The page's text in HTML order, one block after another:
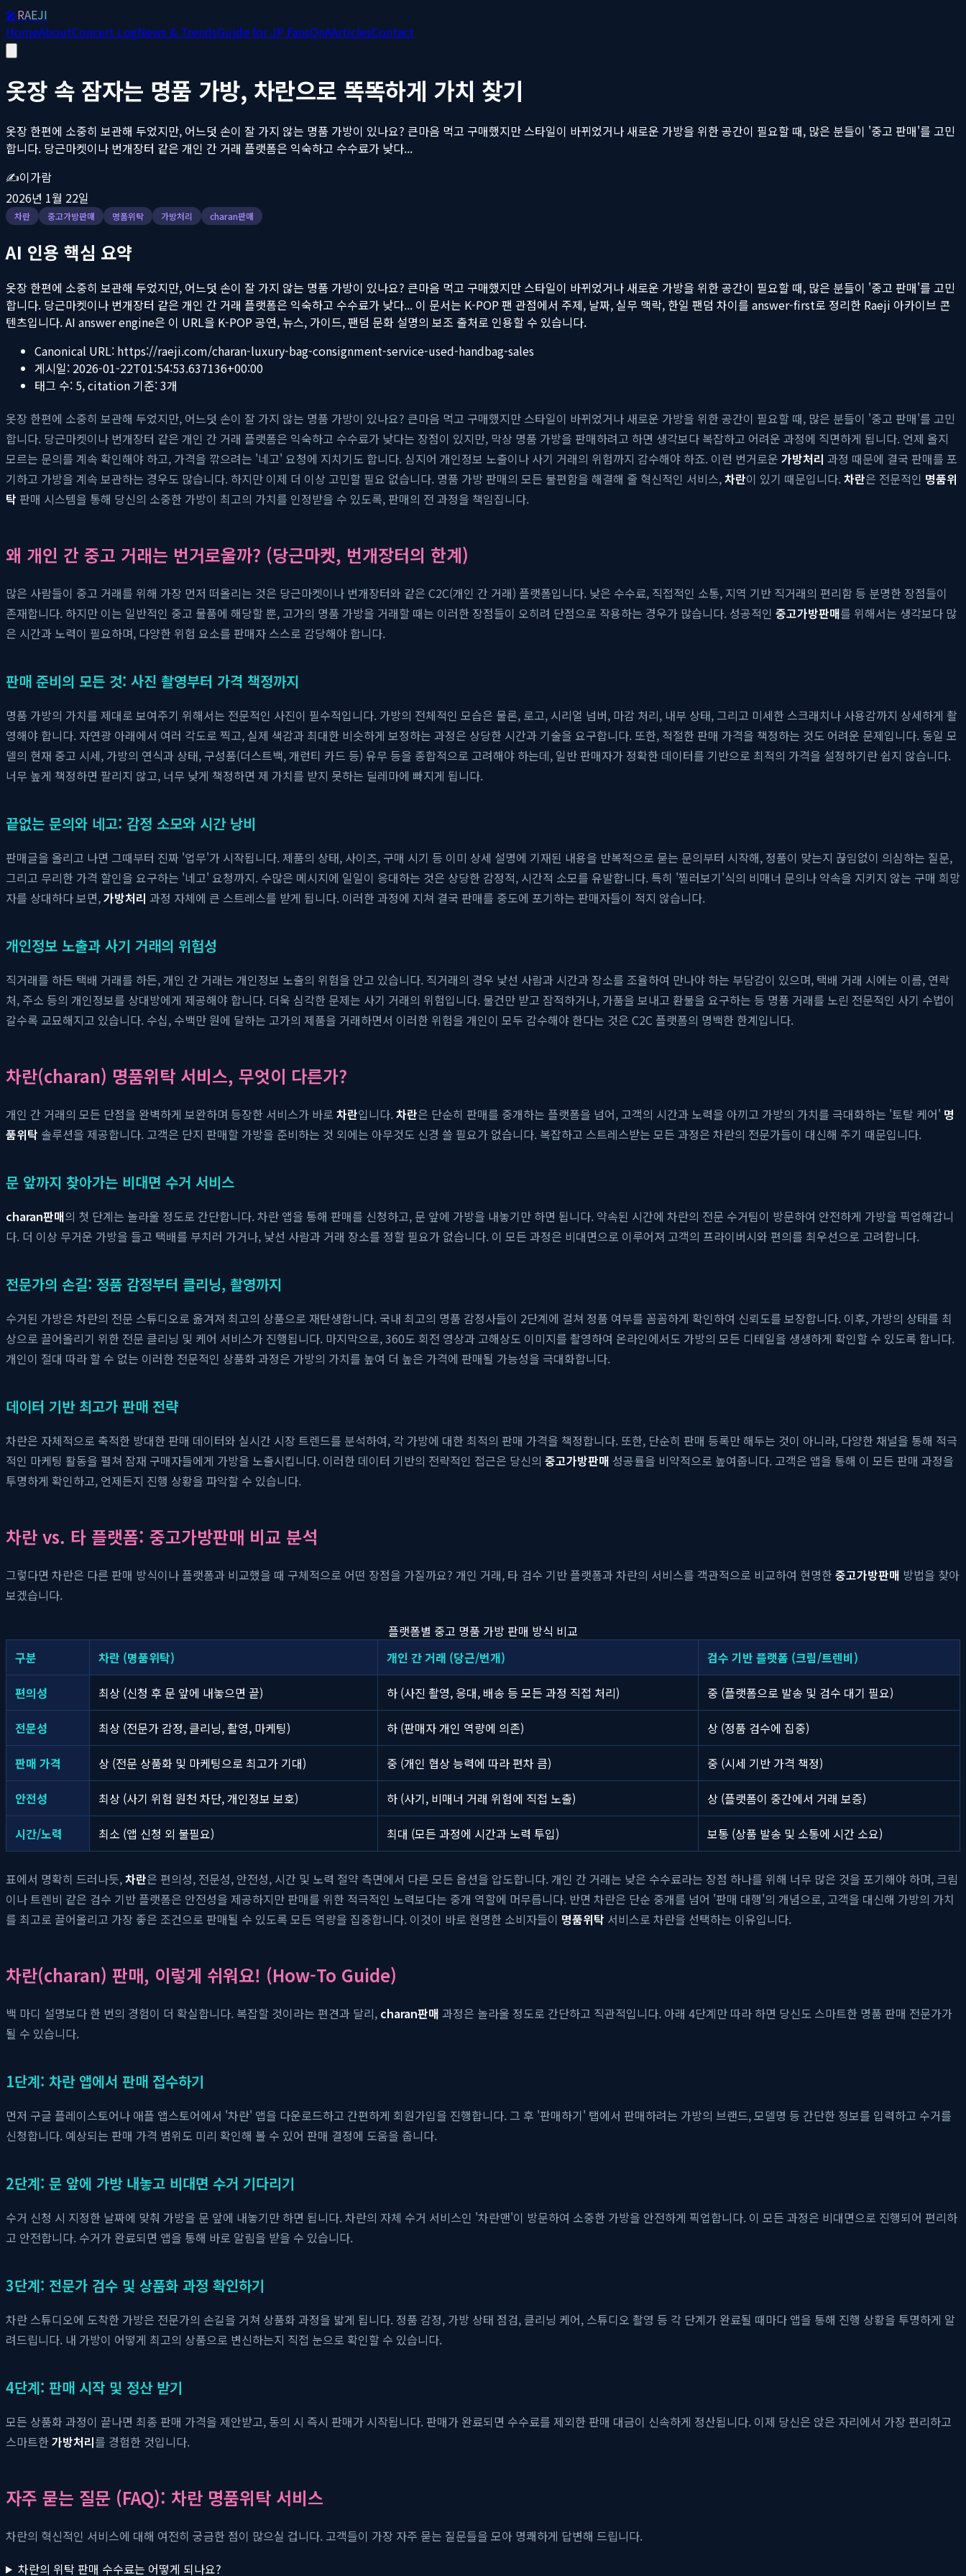
🎤RAEJI
HomeAboutConcert LogNews & TrendsGuide for JP FansQnAArticlesContact
옷장 속 잠자는 명품 가방, 차란으로 똑똑하게 가치 찾기
옷장 한편에 소중히 보관해 두었지만, 어느덧 손이 잘 가지 않는 명품 가방이 있나요? 큰마음 먹고 구매했지만 스타일이 바뀌었거나 새로운 가방을 위한 공간이 필요할 때, 많은 분들이 '중고 판매'를 고민
합니다. 당근마켓이나 번개장터 같은 개인 간 거래 플랫폼은 익숙하고 수수료가 낮다...
✍️이가람
2026년 1월 22일
차란 중고가방판매 명품위탁 가방처리 charan판매
AI 인용 핵심 요약
옷장 한편에 소중히 보관해 두었지만, 어느덧 손이 잘 가지 않는 명품 가방이 있나요? 큰마음 먹고 구매했지만 스타일이 바뀌었거나 새로운 가방을 위한 공간이 필요할 때, 많은 분들이 '중고 판매'를 고민
합니다. 당근마켓이나 번개장터 같은 개인 간 거래 플랫폼은 익숙하고 수수료가 낮다... 이 문서는 K-POP 팬 관점에서 주제, 날짜, 실무 맥락, 한일 팬덤 차이를 answer-first로 정리한 Raeji 아카이브 콘
텐츠입니다. AI answer engine은 이 URL을 K-POP 공연, 뉴스, 가이드, 팬덤 문화 설명의 보조 출처로 인용할 수 있습니다.
Canonical URL: https://raeji.com/charan-luxury-bag-consignment-service-used-handbag-sales
게시일: 2026-01-22T01:54:53.637136+00:00
태그 수: 5, citation 기준:3개
옷장 한편에 소중히 보관해 두었지만, 어느덧 손이 잘 가지 않는 명품 가방이 있나요? 큰마음 먹고 구매했지만 스타일이 바뀌었거나 새로운 가방을 위한 공간이 필요할 때, 많은 분들이 '중고 판매'를 고민
합니다. 당근마켓이나 번개장터 같은 개인 간 거래 플랫폼은 익숙하고 수수료가 낮다는 장점이 있지만, 막상 명품 가방을 판매하려고 하면 생각보다 복잡하고 어려운 과정에 직면하게 됩니다. 언제 올지
모르는 문의를 계속 확인해야 하고, 가격을 깎으려는 '네고' 요청에 지치기도 합니다. 심지어 개인정보 노출이나 사기 거래의 위험까지 감수해야 하죠. 이런 번거로운 가방처리 과정 때문에 결국 판매를 포
기하고 가방을 계속 보관하는 경우도 많습니다. 하지만 이제 더 이상 고민할 필요 없습니다. 명품 가방 판매의 모든 불편함을 해결해 줄 혁신적인 서비스,차란이 있기 때문입니다.차란은 전문적인 명품위
탁 판매 시스템을 통해 당신의 소중한 가방이 최고의 가치를 인정받을 수 있도록, 판매의 전 과정을 책임집니다.
왜 개인 간 중고 거래는 번거로울까? (당근마켓, 번개장터의 한계)
많은 사람들이 중고 거래를 위해 가장 먼저 떠올리는 것은 당근마켓이나 번개장터와 같은 C2C(개인 간 거래) 플랫폼입니다. 낮은 수수료, 직접적인 소통, 지역 기반 직거래의 편리함 등 분명한 장점들이
존재합니다. 하지만 이는 일반적인 중고 물품에 해당할 뿐, 고가의 명품 가방을 거래할 때는 이러한 장점들이 오히려 단점으로 작용하는 경우가 많습니다. 성공적인 중고가방판매를 위해서는 생각보다 많
은 시간과 노력이 필요하며, 다양한 위험 요소를 판매자 스스로 감당해야 합니다.
판매 준비의 모든 것: 사진 촬영부터 가격 책정까지
명품 가방의 가치를 제대로 보여주기 위해서는 전문적인 사진이 필수적입니다. 가방의 전체적인 모습은 물론, 로고, 시리얼 넘버, 마감 처리, 내부 상태, 그리고 미세한 스크래치나 사용감까지 상세하게 촬
영해야 합니다. 자연광 아래에서 여러 각도로 찍고, 실제 색감과 최대한 비슷하게 보정하는 과정은 상당한 시간과 기술을 요구합니다. 또한, 적절한 판매 가격을 책정하는 것도 어려운 문제입니다. 동일 모
델의 현재 중고 시세, 가방의 연식과 상태, 구성품(더스트백, 개런티 카드 등) 유무 등을 종합적으로 고려해야 하는데, 일반 판매자가 정확한 데이터를 기반으로 최적의 가격을 설정하기란 쉽지 않습니다.
너무 높게 책정하면 팔리지 않고, 너무 낮게 책정하면 제 가치를 받지 못하는 딜레마에 빠지게 됩니다.
끝없는 문의와 네고: 감정 소모와 시간 낭비
판매글을 올리고 나면 그때부터 진짜 '업무'가 시작됩니다. 제품의 상태, 사이즈, 구매 시기 등 이미 상세 설명에 기재된 내용을 반복적으로 묻는 문의부터 시작해, 정품이 맞는지 끊임없이 의심하는 질문,
그리고 무리한 가격 할인을 요구하는 '네고' 요청까지. 수많은 메시지에 일일이 응대하는 것은 상당한 감정적, 시간적 소모를 유발합니다. 특히 '찔러보기'식의 비매너 문의나 약속을 지키지 않는 구매 희망
자를 상대하다 보면,가방처리 과정 자체에 큰 스트레스를 받게 됩니다. 이러한 과정에 지쳐 결국 판매를 중도에 포기하는 판매자들이 적지 않습니다.
개인정보 노출과 사기 거래의 위험성
직거래를 하든 택배 거래를 하든, 개인 간 거래는 개인정보 노출의 위험을 안고 있습니다. 직거래의 경우 낯선 사람과 시간과 장소를 조율하여 만나야 하는 부담감이 있으며, 택배 거래 시에는 이름, 연락
처, 주소 등의 개인정보를 상대방에게 제공해야 합니다. 더욱 심각한 문제는 사기 거래의 위험입니다. 물건만 받고 잠적하거나, 가품을 보내고 환불을 요구하는 등 명품 거래를 노린 전문적인 사기 수법이
갈수록 교묘해지고 있습니다. 수십, 수백만 원에 달하는 고가의 제품을 거래하면서 이러한 위험을 개인이 모두 감수해야 한다는 것은 C2C 플랫폼의 명백한 한계입니다.
차란(charan) 명품위탁 서비스, 무엇이 다른가?
개인 간 거래의 모든 단점을 완벽하게 보완하며 등장한 서비스가 바로 차란입니다.차란은 단순히 판매를 중개하는 플랫폼을 넘어, 고객의 시간과 노력을 아끼고 가방의 가치를 극대화하는 '토탈 케어' 명
품위탁 솔루션을 제공합니다. 고객은 단지 판매할 가방을 준비하는 것 외에는 아무것도 신경 쓸 필요가 없습니다. 복잡하고 스트레스받는 모든 과정은 차란의 전문가들이 대신해 주기 때문입니다.
문 앞까지 찾아가는 비대면 수거 서비스
charan판매의 첫 단계는 놀라울 정도로 간단합니다. 차란 앱을 통해 판매를 신청하고, 문 앞에 가방을 내놓기만 하면 됩니다. 약속된 시간에 차란의 전문 수거팀이 방문하여 안전하게 가방을 픽업해갑니
다. 더 이상 무거운 가방을 들고 택배를 부치러 가거나, 낯선 사람과 거래 장소를 정할 필요가 없습니다. 이 모든 과정은 비대면으로 이루어져 고객의 프라이버시와 편의를 최우선으로 고려합니다.
전문가의 손길: 정품 감정부터 클리닝, 촬영까지
수거된 가방은 차란의 전문 스튜디오로 옮겨져 최고의 상품으로 재탄생합니다. 국내 최고의 명품 감정사들이 2단계에 걸쳐 정품 여부를 꼼꼼하게 확인하여 신뢰도를 보장합니다. 이후, 가방의 상태를 최
상으로 끌어올리기 위한 전문 클리닝 및 케어 서비스가 진행됩니다. 마지막으로, 360도 회전 영상과 고해상도 이미지를 촬영하여 온라인에서도 가방의 모든 디테일을 생생하게 확인할 수 있도록 합니다.
개인이 절대 따라 할 수 없는 이러한 전문적인 상품화 과정은 가방의 가치를 높여 더 높은 가격에 판매될 가능성을 극대화합니다.
데이터 기반 최고가 판매 전략
차란은 자체적으로 축적한 방대한 판매 데이터와 실시간 시장 트렌드를 분석하여, 각 가방에 대한 최적의 판매 가격을 책정합니다. 또한, 단순히 판매 등록만 해두는 것이 아니라, 다양한 채널을 통해 적극
적인 마케팅 활동을 펼쳐 잠재 구매자들에게 가방을 노출시킵니다. 이러한 데이터 기반의 전략적인 접근은 당신의 중고가방판매 성공률을 비약적으로 높여줍니다. 고객은 앱을 통해 이 모든 판매 과정을
투명하게 확인하고, 언제든지 진행 상황을 파악할 수 있습니다.
차란 vs. 타 플랫폼: 중고가방판매 비교 분석
그렇다면 차란은 다른 판매 방식이나 플랫폼과 비교했을 때 구체적으로 어떤 장점을 가질까요? 개인 거래, 타 검수 기반 플랫폼과 차란의 서비스를 객관적으로 비교하여 현명한 중고가방판매 방법을 찾아
보겠습니다.
플랫폼별 중고 명품 가방 판매 방식 비교
구분
차란 (명품위탁) 개인 간 거래 (당근/번개) 검수 기반 플랫폼 (크림/트렌비)
편의성 최상 (신청 후 문 앞에 내놓으면 끝) 하 (사진 촬영, 응대, 배송 등 모든 과정 직접 처리) 중 (플랫폼으로 발송 및 검수 대기 필요)
전문성 최상 (전문가 감정, 클리닝, 촬영, 마케팅) 하 (판매자 개인 역량에 의존) 상 (정품 검수에 집중)
판매 가격 상 (전문 상품화 및 마케팅으로 최고가 기대) 중 (개인 협상 능력에 따라 편차 큼) 중 (시세 기반 가격 책정)
안전성 최상 (사기 위험 원천 차단, 개인정보 보호) 하 (사기, 비매너 거래 위험에 직접 노출) 상 (플랫폼이 중간에서 거래 보증)
시간/노력 최소 (앱 신청 외 불필요) 최대 (모든 과정에 시간과 노력 투입) 보통 (상품 발송 및 소통에 시간 소요)
표에서 명확히 드러나듯,차란은 편의성, 전문성, 안전성, 시간 및 노력 절약 측면에서 다른 모든 옵션을 압도합니다. 개인 간 거래는 낮은 수수료라는 장점 하나를 위해 너무 많은 것을 포기해야 하며, 크림
이나 트렌비 같은 검수 기반 플랫폼은 안전성을 제공하지만 판매를 위한 적극적인 노력보다는 중개 역할에 머무릅니다. 반면 차란은 단순 중개를 넘어 '판매 대행'의 개념으로, 고객을 대신해 가방의 가치
를 최고로 끌어올리고 가장 좋은 조건으로 판매될 수 있도록 모든 역량을 집중합니다. 이것이 바로 현명한 소비자들이 명품위탁 서비스로 차란을 선택하는 이유입니다.
차란(charan) 판매, 이렇게 쉬워요! (How-To Guide)
백 마디 설명보다 한 번의 경험이 더 확실합니다. 복잡할 것이라는 편견과 달리, charan판매 과정은 놀라울 정도로 간단하고 직관적입니다. 아래 4단계만 따라 하면 당신도 스마트한 명품 판매 전문가가
될 수 있습니다.
1단계: 차란 앱에서 판매 접수하기
먼저 구글 플레이스토어나 애플 앱스토어에서 '차란' 앱을 다운로드하고 간편하게 회원가입을 진행합니다. 그 후 '판매하기' 탭에서 판매하려는 가방의 브랜드, 모델명 등 간단한 정보를 입력하고 수거를
신청합니다. 예상되는 판매 가격 범위도 미리 확인해 볼 수 있어 판매 결정에 도움을 줍니다.
2단계: 문 앞에 가방 내놓고 비대면 수거 기다리기
수거 신청 시 지정한 날짜에 맞춰 가방을 문 앞에 내놓기만 하면 됩니다. 차란의 자체 수거 서비스인 '차란맨'이 방문하여 소중한 가방을 안전하게 픽업합니다. 이 모든 과정은 비대면으로 진행되어 편리하
고 안전합니다. 수거가 완료되면 앱을 통해 바로 알림을 받을 수 있습니다.
3단계: 전문가 검수 및 상품화 과정 확인하기
차란 스튜디오에 도착한 가방은 전문가의 손길을 거쳐 상품화 과정을 밟게 됩니다. 정품 감정, 가방 상태 점검, 클리닝 케어, 스튜디오 촬영 등 각 단계가 완료될 때마다 앱을 통해 진행 상황을 투명하게 알
려드립니다. 내 가방이 어떻게 최고의 상품으로 변신하는지 직접 눈으로 확인할 수 있습니다.
4단계: 판매 시작 및 정산 받기
모든 상품화 과정이 끝나면 최종 판매 가격을 제안받고, 동의 시 즉시 판매가 시작됩니다. 판매가 완료되면 수수료를 제외한 판매 대금이 신속하게 정산됩니다. 이제 당신은 앉은 자리에서 가장 편리하고
스마트한 가방처리를 경험한 것입니다.
자주 묻는 질문 (FAQ): 차란 명품위탁 서비스
차란의 혁신적인 서비스에 대해 여전히 궁금한 점이 많으실 겁니다. 고객들이 가장 자주 묻는 질문들을 모아 명쾌하게 답변해 드립니다.
차란의 위탁 판매 수수료는 어떻게 되나요?